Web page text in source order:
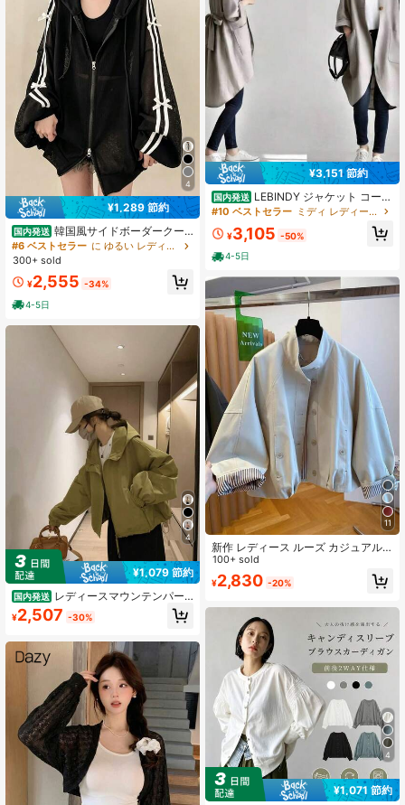
4
¥1,289 節約
国内発送 韓国風サイドボーダークー
ラーウェア リボン付き日差し防止カ
ーディガン 薄手パーカーパーカーア
ース服 エレガントキュート春夏秋ト
ップス カレッジ風デート普段着コー
デ
#6 ベストセラー
に ゆるい レディースアウターウェア
300+ sold
¥2,555 -34%
4-5日
4
¥1,079 節約
国内発送 レディースマウンテンパー
カー フーデッド ショート丈 フロン
トジッパー ウエストドローコード リ
せ カジュアル おしゃれ デイリー 通
学 デート お出かけ
¥2,507 -30%
¥3,151 節約
国内発送 LEBINDY ジャケット コート
レディース アウター カーディガン
前開き ロング 軽量 おしゃれ 防寒 長
け 韓国 ファッション 春秋
#10 ベストセラー ミディ レディーストレンチコート
¥3,105 -50%
4-5日
11
新作 レディース ルーズ カジュアル
ストライプ裏地 スタンドカラー ショ
ート ウィンドブレーカー ジャケッ
ト、ヨーロッパ・イギリス風 春、多
100+ sold
¥2,830 -20%
4
¥1,071 節約